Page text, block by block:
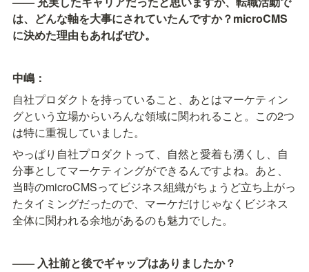
は、どんな軸を大事にされていたんですか？microCMS
に決めた理由もあればぜひ。
中嶋：
自社プロダクトを持っていること、あとはマーケティン
グという立場からいろんな領域に関われること。この2つ
は特に重視していました。
やっぱり自社プロダクトって、自然と愛着も湧くし、自
分事としてマーケティングができるんですよね。あと、
当時のmicroCMSってビジネス組織がちょうど立ち上がっ
たタイミングだったので、マーケだけじゃなくビジネス
全体に関われる余地があるのも魅力でした。
—— 入社前と後でギャップはありましたか？